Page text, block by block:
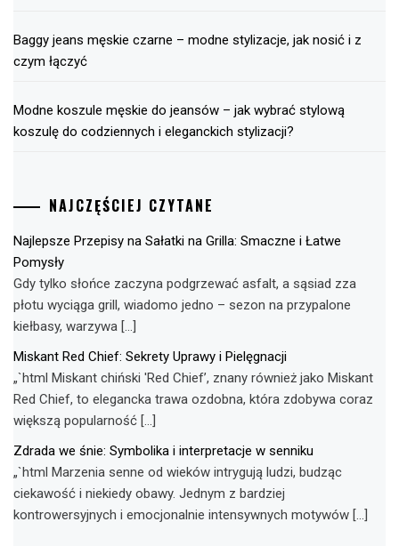
Baggy jeans męskie czarne – modne stylizacje, jak nosić i z
czym łączyć
Modne koszule męskie do jeansów – jak wybrać stylową
koszulę do codziennych i eleganckich stylizacji?
NAJCZĘŚCIEJ CZYTANE
Najlepsze Przepisy na Sałatki na Grilla: Smaczne i Łatwe
Pomysły
Gdy tylko słońce zaczyna podgrzewać asfalt, a sąsiad zza
płotu wyciąga grill, wiadomo jedno – sezon na przypalone
kiełbasy, warzywa […]
Miskant Red Chief: Sekrety Uprawy i Pielęgnacji
„`html Miskant chiński 'Red Chief’, znany również jako Miskant
Red Chief, to elegancka trawa ozdobna, która zdobywa coraz
większą popularność […]
Zdrada we śnie: Symbolika i interpretacje w senniku
„`html Marzenia senne od wieków intrygują ludzi, budząc
ciekawość i niekiedy obawy. Jednym z bardziej
kontrowersyjnych i emocjonalnie intensywnych motywów […]